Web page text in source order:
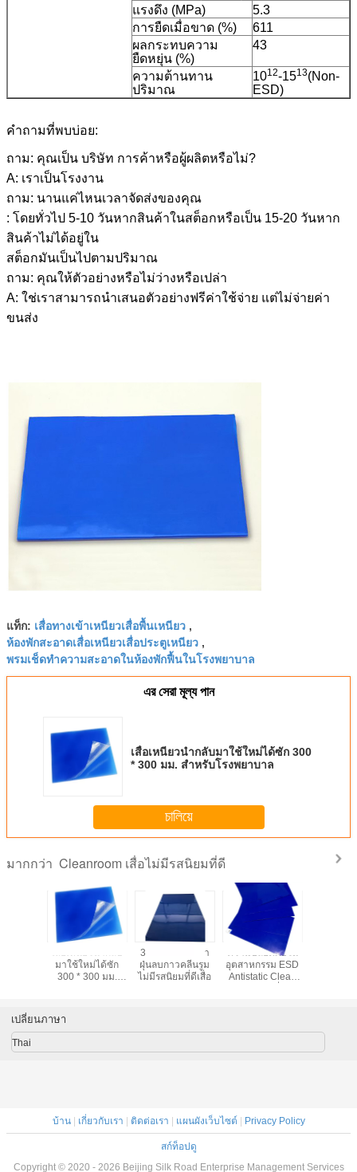
แรงดึง (MPa)
5.3
การยืดเมื่อขาด (%)
611
ผลกระทบความ
ยืดหยุ่น (%)
43
ความต้านทาน
ปริมาณ
1012-1513(Non-
ESD)
คำถามที่พบบ่อย:
ถาม: คุณเป็น บริษัท การค้าหรือผู้ผลิตหรือไม่?
A: เราเป็นโรงงาน
ถาม: นานแค่ไหนเวลาจัดส่งของคุณ
: โดยทั่วไป 5-10 วันหากสินค้าในสต็อกหรือเป็น 15-20 วันหาก
สินค้าไม่ได้อยู่ใน
สต็อกมันเป็นไปตามปริมาณ
ถาม: คุณให้ตัวอย่างหรือไม่ว่างหรือเปล่า
A: ใช่เราสามารถนำเสนอตัวอย่างฟรีค่าใช้จ่าย แต่ไม่จ่ายค่า
ขนส่ง
แท็ก: เสื่อทางเข้าเหนียวเสื่อพื้นเหนียว ,
ห้องพักสะอาดเสื่อเหนียวเสื่อประตูเหนียว ,
พรมเช็ดทำความสะอาดในห้องพักฟื้นในโรงพยาบาล
এর সেরা মূল্য পান
เสื่อเหนียวนำกลับมาใช้ใหม่ได้ซัก 300
* 300 มม. สำหรับโรงพยาบาล
চালিয়ে
มากกว่า Cleanroom เสื่อไม่มีรสนิยมที่ดี
เสื่อเหนียวนำกลับ
มาใช้ใหม่ได้ซัก
300 * 300 มม.
35um ความหนา
ฝุ่นลบกาวคลีนรูม
ไม่มีรสนิยมที่ดีเสื่อ
ความปลอดภัยใน
อุตสาหกรรม ESD
Antistatic Clean
เปลี่ยนภาษา
Thai
บ้าน| เกี่ยวกับเรา | ติดต่อเรา | แผนผังเว็บไซต์ | Privacy Policy
สก์ท็อปดู
Copyright © 2020 - 2026 Beijing Silk Road Enterprise Management Services